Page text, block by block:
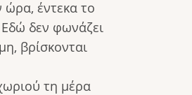
ώρα, έντεκα το
δεν φωνάζει
βρίσκονται
τη μέρα